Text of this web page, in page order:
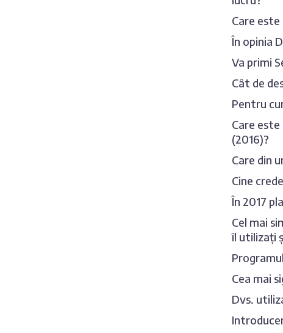
Care
În opinia
Va primi
Cât de
Pentru
Care
(2016)?
Care din
Cine
În 2017
Cel mai
îl utilizați
Cea mai
Dvs.